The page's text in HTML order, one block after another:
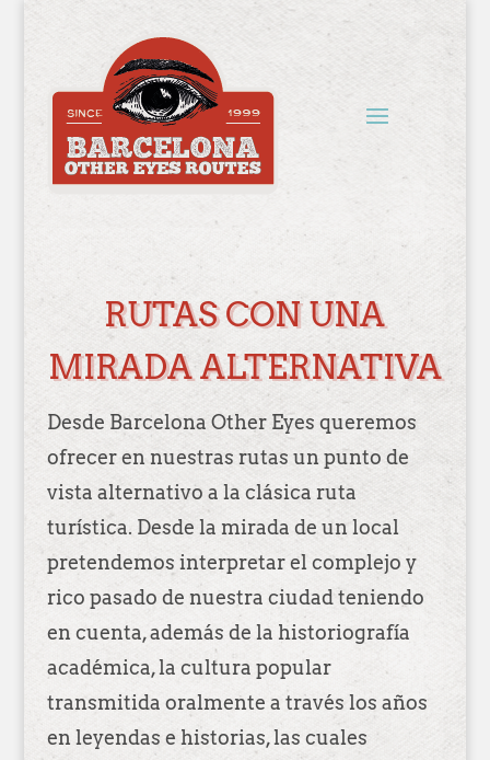
Sorry, no routes were found.
RUTAS CON UNA
MIRADA ALTERNATIVA
Desde Barcelona Other Eyes queremos
ofrecer en nuestras rutas un punto de
vista alternativo a la clásica ruta
turística. Desde la mirada de un local
pretendemos interpretar el complejo y
rico pasado de nuestra ciudad teniendo
en cuenta, además de la historiografía
académica, la cultura popular
transmitida oralmente a través los años
en leyendas e historias, las cuales